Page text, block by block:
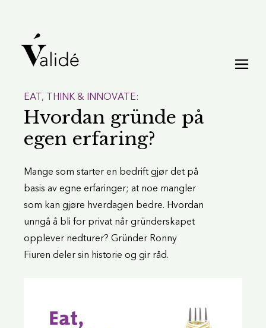
EAT, THINK & INNOVATE:
Hvordan gründe på
egen erfaring?
Mange som starter en bedrift gjør det på
basis av egne erfaringer; at noe mangler
som kan gjøre hverdagen bedre. Hvordan
unngå å bli for privat når gründerskapet
opplever nedturer? Gründer Ronny
Fiuren deler sin historie og gir råd.